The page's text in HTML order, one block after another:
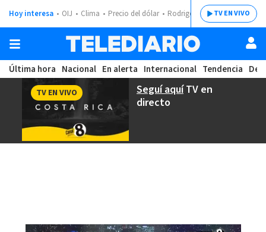
Hoy interesa OIJ Clima Precio del dólar Rodrigo ChavesTV EN VIVO
Última hora Nacional En alerta Internacional Tendencia
Seguí aquíTV en
directo
TV EN VIVO